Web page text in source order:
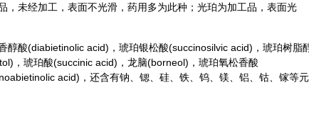
，未经加工，表面不光滑，药用多为此种；光珀为加工品，表面光
醇酸(diabietinolic acid)，琥珀银松酸(succinosilvic acid)，琥珀树脂
，琥珀酸(succinic acid)，龙脑(borneol)，琥珀氧松香酸
acid)，还含有钠、锶、硅、铁、钨、镁、铝、钴、镓等元